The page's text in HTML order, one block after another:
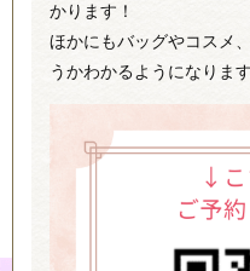
かります！
ほかにもバッグやコスメ
うかわかるようになります